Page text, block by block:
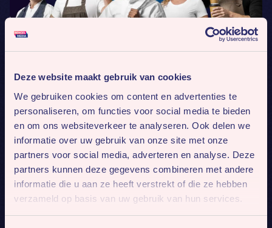
Deze website maakt gebruik van cookies
We gebruiken cookies om content en advertenties te
personaliseren, om functies voor social media te bieden
en om ons websiteverkeer te analyseren. Ook delen we
informatie over uw gebruik van onze site met onze
partners voor social media, adverteren en analyse. Deze
partners kunnen deze gegevens combineren met andere
informatie die u aan ze heeft verstrekt of die ze hebben
verzameld op basis van uw gebruik van hun services.